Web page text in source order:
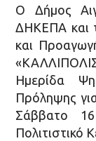
Ο Δήμος
ΔΗΚΕΠΑ και
και
Ημερίδα
Πρόληψης
Σάββατο
Πολιτιστικό